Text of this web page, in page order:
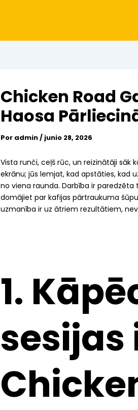
Chicken Road
Haosa
Por admin/ junio 28, 2026
Vista runči, ceļš rūc, un reizinātāji sāk
ekrānu; jūs lemjat, kad apstāties, kad
no viena raunda. Darbība ir
domājiet par kafijas pārtraukuma
uzmanība ir uz ātriem rezultātiem,
1.